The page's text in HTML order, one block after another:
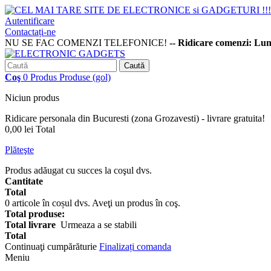
Autentificare
Contactați-ne
NU SE FAC COMENZI TELEFONICE! -- Ridicare comenzi:
Caută
Coş 0 Produs Produse (gol)
Niciun produs
Ridicare personala din Bucuresti (zona Grozavesti) - livrare gratuita!
0,00 lei Total
Plăteşte
Produs adăugat cu succes la coşul dvs.
Cantitate
Total
0 articole în coșul dvs. Aveţi un produs în coş.
Total produse:
Total livrare Urmeaza a se stabili
Total
Continuaţi cumpărăturie Finalizați comanda
Meniu